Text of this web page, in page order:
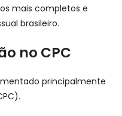
mais completos e
brasileiro.
no CPC
principalmente